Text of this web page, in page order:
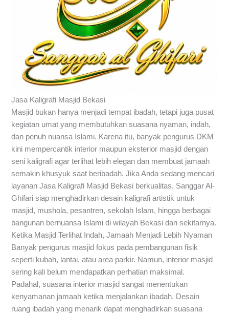
Jasa Kaligrafi Masjid Bekasi
Masjid bukan hanya menjadi tempat ibadah, tetapi juga pusat
kegiatan umat yang membutuhkan suasana nyaman, indah,
dan penuh nuansa Islami. Karena itu, banyak pengurus DKM
kini mempercantik interior maupun eksterior masjid dengan
seni kaligrafi agar terlihat lebih elegan dan membuat jamaah
semakin khusyuk saat beribadah. Jika Anda sedang mencari
layanan Jasa Kaligrafi Masjid Bekasi berkualitas, Sanggar Al-
Ghifari siap menghadirkan desain kaligrafi artistik untuk
masjid, mushola, pesantren, sekolah Islam, hingga berbagai
bangunan bernuansa Islami di wilayah Bekasi dan sekitarnya.
Ketika Masjid Terlihat Indah, Jamaah Menjadi Lebih Nyaman
Banyak pengurus masjid fokus pada pembangunan fisik
seperti kubah, lantai, atau area parkir. Namun, interior masjid
sering kali belum mendapatkan perhatian maksimal.
Padahal, suasana interior masjid sangat menentukan
kenyamanan jamaah ketika menjalankan ibadah. Desain
ruang ibadah yang menarik dapat menghadirkan suasana